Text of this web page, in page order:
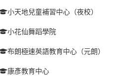
小天地兒童補習中心（夜校）
小花仙舞蹈學院
布朗極速英語教育中心（元朗）
康彥教育中心